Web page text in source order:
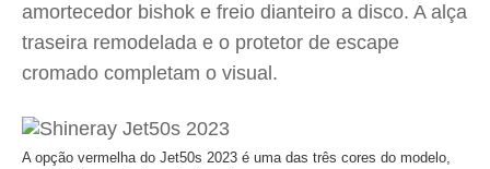
amortecedor bishok e freio dianteiro a disco. A alça
traseira remodelada e o protetor de escape
cromado completam o visual.
A opção vermelha do Jet50s 2023 é uma das três cores do modelo,